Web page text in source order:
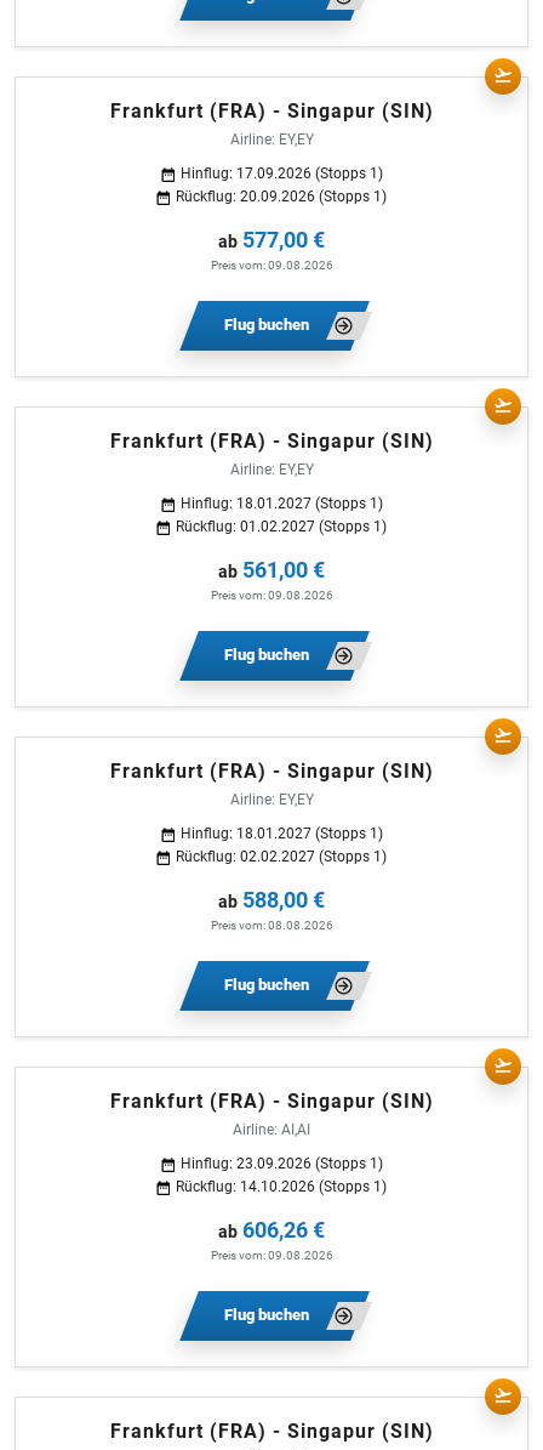
Frankfurt (FRA) - Singapur (SIN)
Airline: EY,EY
Hinflug: 17.09.2026 (Stopps 1)
Rückflug: 20.09.2026 (Stopps 1)
ab 577,00 €
Preis vom: 09.08.2026
Flug buchen
Frankfurt (FRA) - Singapur (SIN)
Airline: EY,EY
Hinflug: 18.01.2027 (Stopps 1)
Rückflug: 01.02.2027 (Stopps 1)
ab 561,00 €
Preis vom: 09.08.2026
Flug buchen
Frankfurt (FRA) - Singapur (SIN)
Airline: EY,EY
Hinflug: 18.01.2027 (Stopps 1)
Rückflug: 02.02.2027 (Stopps 1)
ab 588,00 €
Preis vom: 08.08.2026
Flug buchen
Frankfurt (FRA) - Singapur (SIN)
Airline: AI,AI
Hinflug: 23.09.2026 (Stopps 1)
Rückflug: 14.10.2026 (Stopps 1)
ab 606,26 €
Preis vom: 09.08.2026
Flug buchen
Frankfurt (FRA) - Singapur (SIN)